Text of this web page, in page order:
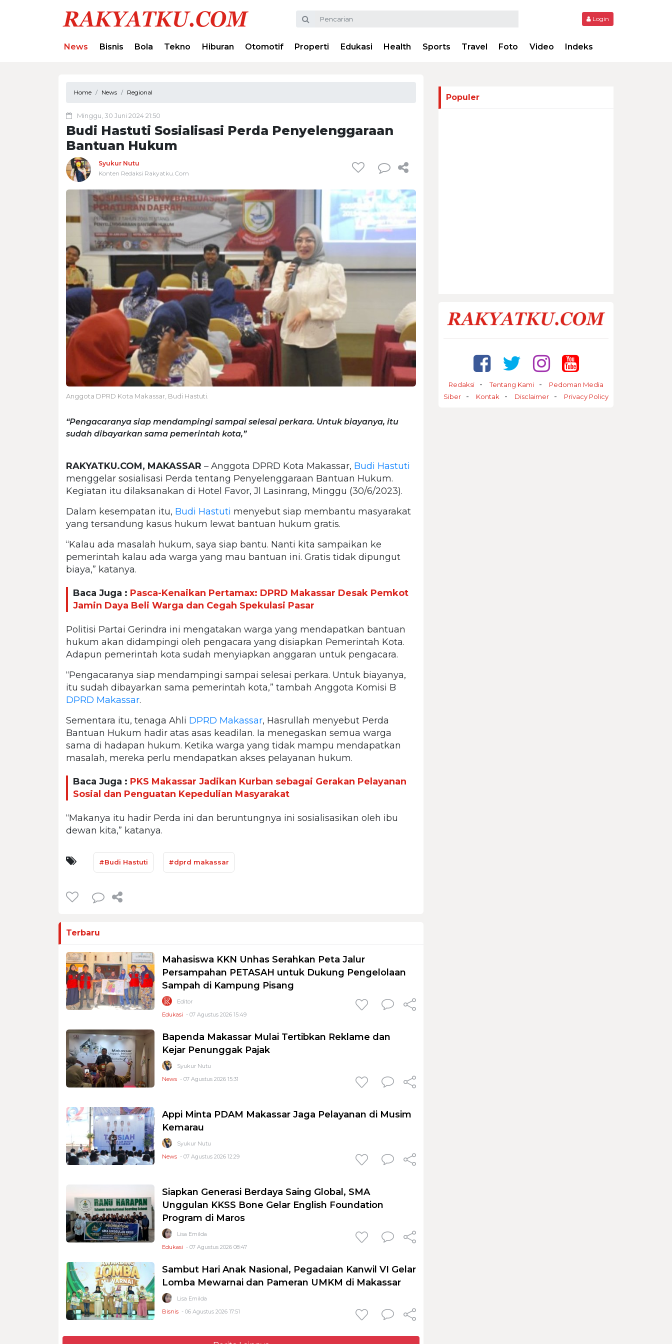
Login
News Bisnis Bola Tekno Hiburan Otomotif Properti Edukasi Health Sports Travel Foto Video Indeks
Home News Regional
Minggu, 30 Juni 2024 21:50
Budi Hastuti Sosialisasi Perda Penyelenggaraan
Bantuan Hukum
Syukur Nutu
Konten Redaksi Rakyatku.Com
Anggota DPRD Kota Makassar, Budi Hastuti.
“Pengacaranya siap mendampingi sampai selesai perkara. Untuk biayanya, itu
sudah dibayarkan sama pemerintah kota,”
RAKYATKU.COM, MAKASSAR – Anggota DPRD Kota Makassar, Budi Hastuti
menggelar sosialisasi Perda tentang Penyelenggaraan Bantuan Hukum.
Kegiatan itu dilaksanakan di Hotel Favor, Jl Lasinrang, Minggu (30/6/2023).
Dalam kesempatan itu, Budi Hastuti menyebut siap membantu masyarakat
yang tersandung kasus hukum lewat bantuan hukum gratis.
“Kalau ada masalah hukum, saya siap bantu. Nanti kita sampaikan ke
pemerintah kalau ada warga yang mau bantuan ini. Gratis tidak dipungut
biaya,” katanya.
Baca Juga : Pasca-Kenaikan Pertamax: DPRD Makassar Desak Pemkot
Jamin Daya Beli Warga dan Cegah Spekulasi Pasar
Politisi Partai Gerindra ini mengatakan warga yang mendapatkan bantuan
hukum akan didampingi oleh pengacara yang disiapkan Pemerintah Kota.
Adapun pemerintah kota sudah menyiapkan anggaran untuk pengacara.
“Pengacaranya siap mendampingi sampai selesai perkara. Untuk biayanya,
itu sudah dibayarkan sama pemerintah kota,” tambah Anggota Komisi B
DPRD Makassar.
Sementara itu, tenaga Ahli DPRD Makassar, Hasrullah menyebut Perda
Bantuan Hukum hadir atas asas keadilan. Ia menegaskan semua warga
sama di hadapan hukum. Ketika warga yang tidak mampu mendapatkan
masalah, mereka perlu mendapatkan akses pelayanan hukum.
Baca Juga : PKS Makassar Jadikan Kurban sebagai Gerakan Pelayanan
Sosial dan Penguatan Kepedulian Masyarakat
“Makanya itu hadir Perda ini dan beruntungnya ini sosialisasikan oleh ibu
dewan kita,” katanya.
#Budi Hastuti #dprd makassar
Terbaru
Mahasiswa KKN Unhas Serahkan Peta Jalur
Persampahan PETASAH untuk Dukung Pengelolaan
Sampah di Kampung Pisang
Editor
Edukasi - 07 Agustus 2026 15:49
Bapenda Makassar Mulai Tertibkan Reklame dan
Kejar Penunggak Pajak
Syukur Nutu
News - 07 Agustus 2026 15:31
Appi Minta PDAM Makassar Jaga Pelayanan di Musim
Kemarau
Syukur Nutu
News - 07 Agustus 2026 12:29
Siapkan Generasi Berdaya Saing Global, SMA
Unggulan KKSS Bone Gelar English Foundation
Program di Maros
Lisa Emilda
Edukasi - 07 Agustus 2026 08:47
Sambut Hari Anak Nasional, Pegadaian Kanwil VI Gelar
Lomba Mewarnai dan Pameran UMKM di Makassar
Lisa Emilda
Bisnis - 06 Agustus 2026 17:51
Populer
Redaksi Tentang Kami
Pedoman Media
Siber
Kontak Disclaimer Privacy Policy